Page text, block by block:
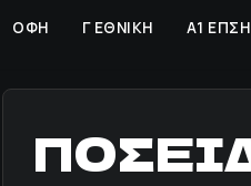
ΟΦΗ Γ ΕΘΝΙΚΗ Α1 ΕΠΣΗ